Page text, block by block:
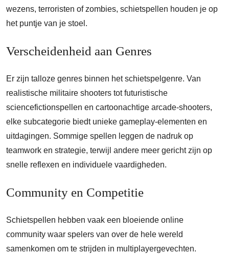
wezens, terroristen of zombies, schietspellen houden je op
het puntje van je stoel.
Verscheidenheid aan Genres
Er zijn talloze genres binnen het schietspelgenre. Van
realistische militaire shooters tot futuristische
sciencefictionspellen en cartoonachtige arcade-shooters,
elke subcategorie biedt unieke gameplay-elementen en
uitdagingen. Sommige spellen leggen de nadruk op
teamwork en strategie, terwijl andere meer gericht zijn op
snelle reflexen en individuele vaardigheden.
Community en Competitie
Schietspellen hebben vaak een bloeiende online
community waar spelers van over de hele wereld
samenkomen om te strijden in multiplayergevechten.